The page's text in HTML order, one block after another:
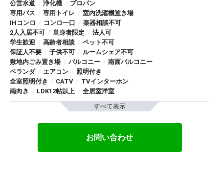
公営水道 / 浄化槽 / プロパン
専用バス / 専用トイレ / 室内洗濯機置き場
IHコンロ / コンロ一口 / 楽器相談不可
2人入居不可 / 単身者限定 / 法人可
学生歓迎 / 高齢者相談 / ペット不可
保証人不要 / 子供不可 / ルームシェア不可
敷地内ごみ置き場 / バルコニー / 南面バルコニー
ベランダ / エアコン / 照明付き
全室照明付き / CATV / TVインターホン
南向き / LDK12帖以上 / 全居室洋室
すべて表示
お問い合わせ